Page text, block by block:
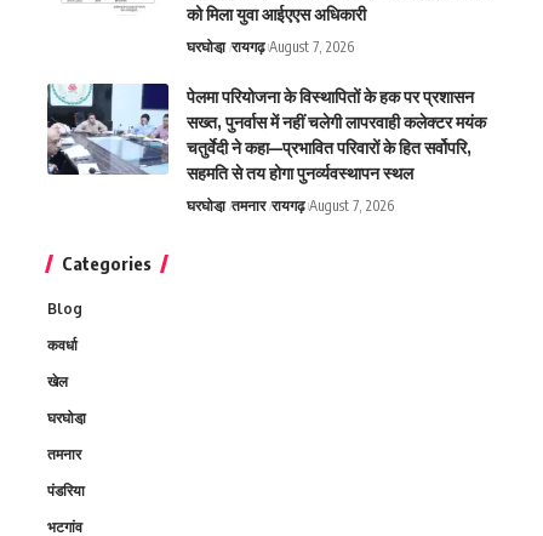
को मिला युवा आईएएस अधिकारी
घरघोडा़ रायगढ़ August 7, 2026
पेलमा परियोजना के विस्थापितों के हक पर प्रशासन
सख्त, पुनर्वास में नहीं चलेगी लापरवाही कलेक्टर मयंक
चतुर्वेदी ने कहा—प्रभावित परिवारों के हित सर्वोपरि,
सहमति से तय होगा पुनर्व्यवस्थापन स्थल
घरघोडा़ तमनार रायगढ़ August 7, 2026
Categories
Blog
कवर्धा
खेल
घरघोडा़
तमनार
पंडरिया
भटगांव